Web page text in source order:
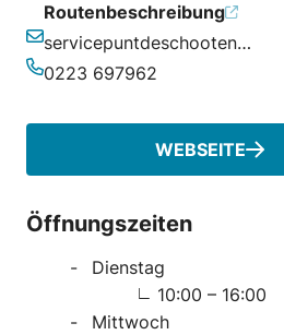
Routenbeschreibung
E-Mail-Adresse
servicepuntdeschooten@kopgroepbibliotheken.nl
0223 697962
WEBSEITE
Öffnungszeiten
Dienstag
10:00 – 16:00
Mittwoch